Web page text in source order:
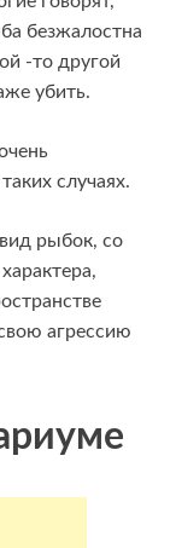
безжалостна
-то другой
убить.
случаях.
рыбок, со
агрессию